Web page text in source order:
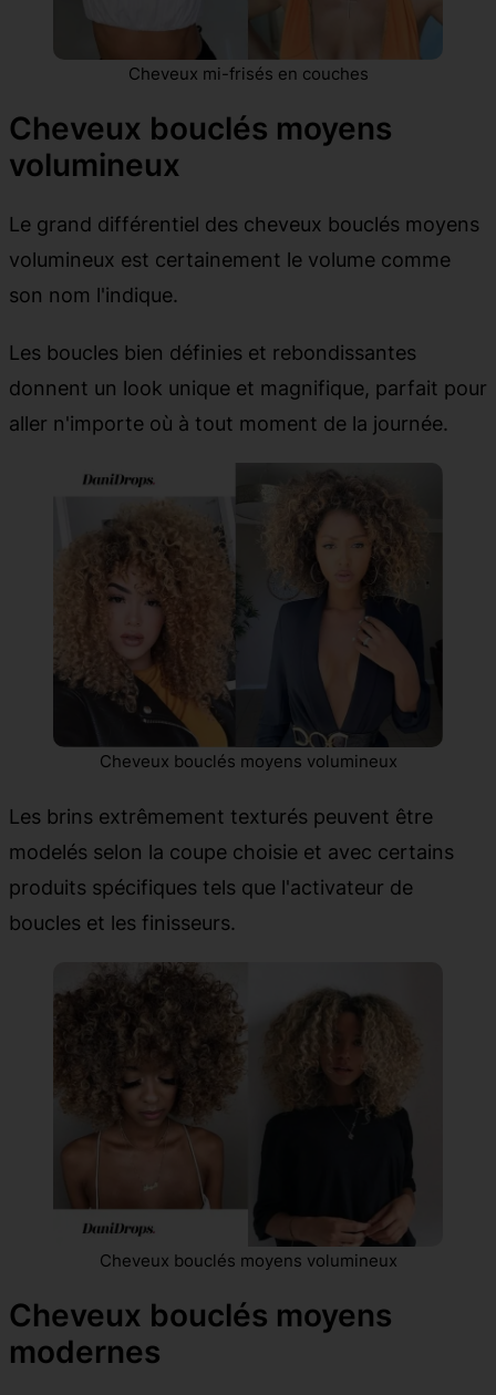
Cheveux mi-frisés en couches
Cheveux bouclés moyens
volumineux
Le grand différentiel des cheveux bouclés moyens
volumineux est certainement le volume comme
son nom l'indique.
Les boucles bien définies et rebondissantes
donnent un look unique et magnifique, parfait pour
aller n'importe où à tout moment de la journée.
Cheveux bouclés moyens volumineux
Les brins extrêmement texturés peuvent être
modelés selon la coupe choisie et avec certains
produits spécifiques tels que l'activateur de
boucles et les finisseurs.
Cheveux bouclés moyens volumineux
Cheveux bouclés moyens
modernes